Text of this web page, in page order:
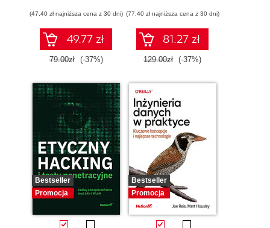
modelach
językowych w
praktyce
(47,40 zł najniższa cena z 30 dni)
49.77 zł
79.00zł (-37%)
(77,40 zł najniższa cena z 30 dni)
81.27 zł
129.00zł (-37%)
Bestseller
Promocja
Bestseller
Promocja